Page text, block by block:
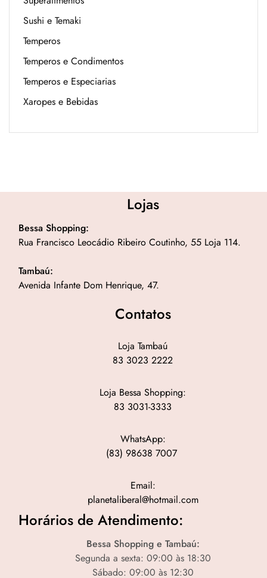
Sushi e Temaki
Temperos
Temperos e Condimentos
Temperos e Especiarias
Xaropes e Bebidas
Lojas
Bessa Shopping:
Rua Francisco Leocádio Ribeiro Coutinho, 55 Loja 114.
Tambaú:
Avenida Infante Dom Henrique, 47.
Contatos
Loja Tambaú
83 3023 2222
Loja Bessa Shopping:
83 3031-3333
WhatsApp:
(83) 98638 7007
Email:
planetaliberal@hotmail.com
Horários de Atendimento:
Bessa Shopping e Tambaú:
Segunda a sexta: 09:00 às 18:30
Sábado: 09:00 às 12:30